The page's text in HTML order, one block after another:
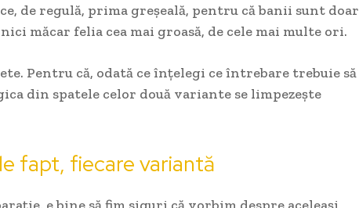
de regulă, prima greșeală, pentru că banii sunt doar
măcar felia cea mai groasă, de cele mai multe ori.
Pentru că, odată ce înțelegi ce întrebare trebuie să
din spatele celor două variante se limpezește
fapt, fiecare variantă